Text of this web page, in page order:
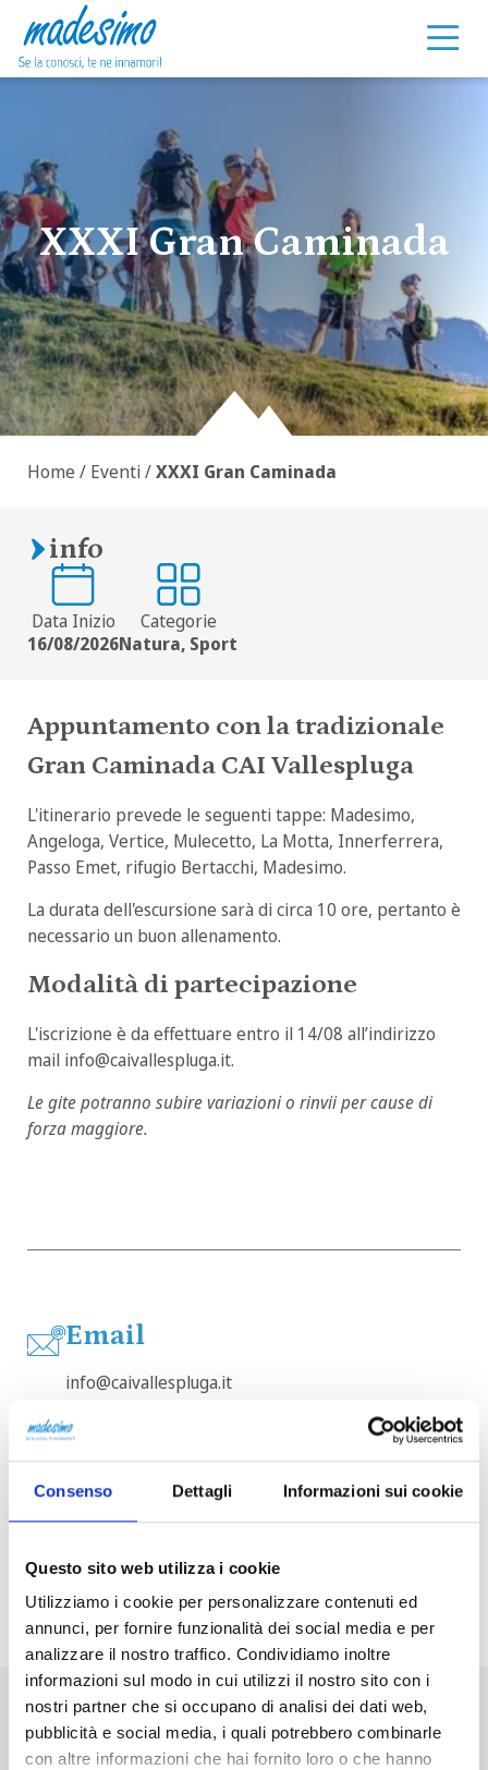
Consenso Dettagli Informazioni sui cookie
Questo sito web utilizza i cookie
Utilizziamo i cookie per personalizzare contenuti ed
annunci, per fornire funzionalità dei social media e per
analizzare il nostro traffico. Condividiamo inoltre
informazioni sul modo in cui utilizzi il nostro sito con i
nostri partner che si occupano di analisi dei dati web,
pubblicità e social media, i quali potrebbero combinarle
con altre informazioni che hai fornito loro o che hanno
Vai al contenuto
XXXI Gran Caminada
Home / Eventi/XXXI Gran Caminada
info
Data Inizio
16/08/2026
Categorie
Natura, Sport
Appuntamento con la tradizionale
Gran Caminada CAI Vallespluga
L'itinerario prevede le seguenti tappe: Madesimo,
Angeloga, Vertice, Mulecetto, La Motta, Innerferrera,
Passo Emet, rifugio Bertacchi, Madesimo.
La durata dell'escursione sarà di circa 10 ore, pertanto è
necessario un buon allenamento.
Modalità di partecipazione
L'iscrizione è da effettuare entro il 14/08 all’indirizzo
mail info@caivallespluga.it.
Le gite potranno subire variazioni o rinvii per cause di
forza maggiore.
Email
info@caivallespluga.it
Website
http://www.caivallespluga.it/
Condividi
Altri eventi in programma a
Madesimo